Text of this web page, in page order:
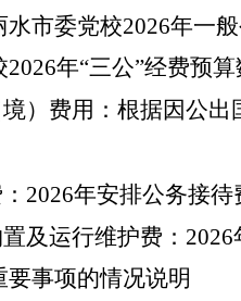
水市委党校2026年一
2026年“三公”经费预算
）费用：根据因公
2026年安排公务接待
及运行维护费： 2026
要事项的情况说明